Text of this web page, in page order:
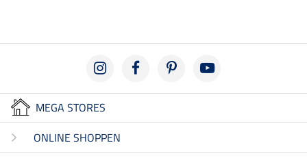
MEGA STORES
ONLINE SHOPPEN